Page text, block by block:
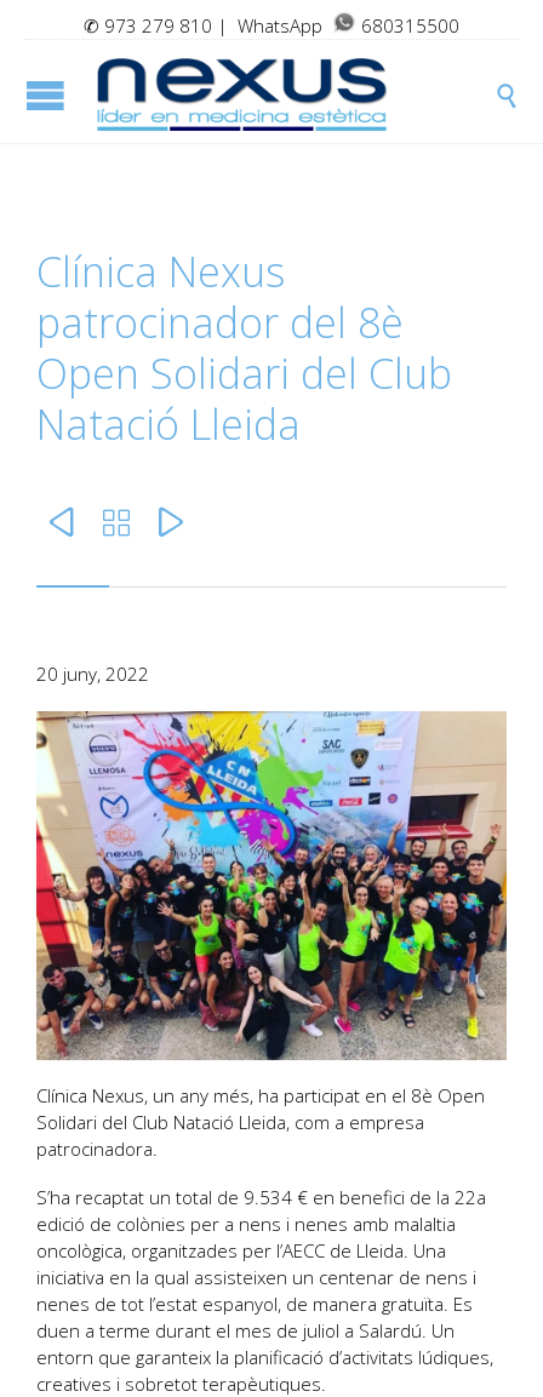
✆ 973 279 810 | WhatsApp 680315500

Clínica Nexus
patrocinador del 8è
Open Solidari del Club
Natació Lleida
  
20 juny, 2022
Clínica Nexus, un any més, ha participat en el 8è Open
Solidari del Club Natació Lleida, com a empresa
patrocinadora.
S’ha recaptat un total de 9.534 € en benefici de la 22a
edició de colònies per a nens i nenes amb malaltia
oncològica, organitzades per l’AECC de Lleida. Una
iniciativa en la qual assisteixen un centenar de nens i
nenes de tot l’estat espanyol, de manera gratuïta. Es
duen a terme durant el mes de juliol a Salardú. Un
entorn que garanteix la planificació d’activitats lúdiques,
creatives i sobretot terapèutiques.